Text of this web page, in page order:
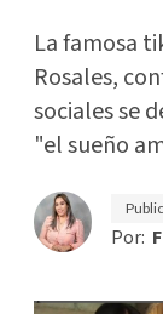
La famosa
Rosales,
sociales se
"el sueño
Por: